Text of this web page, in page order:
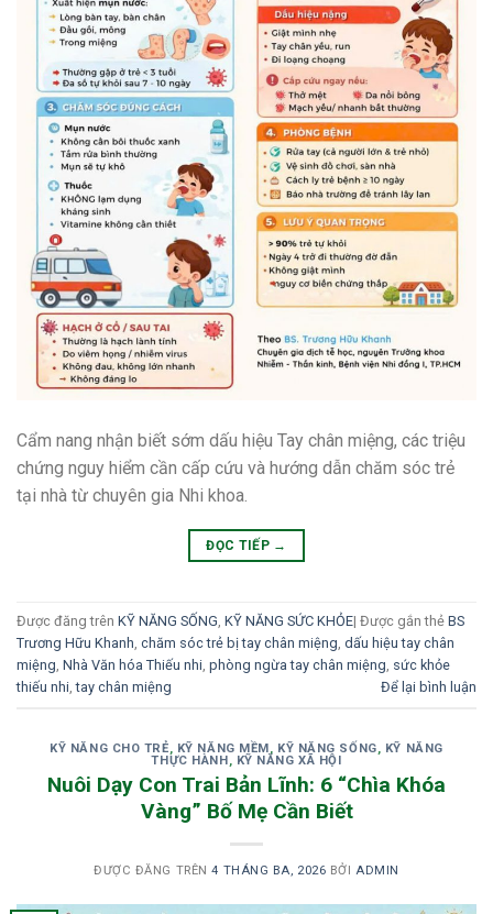
Cẩm nang nhận biết sớm dấu hiệu Tay chân miệng, các triệu
chứng nguy hiểm cần cấp cứu và hướng dẫn chăm sóc trẻ
tại nhà từ chuyên gia Nhi khoa.
ĐỌC TIẾP →
Được đăng trên KỸ NĂNG SỐNG KỸ NĂNG SỨC KHỎE| Được gắn thẻ BS
Trương Hữu Khanh chăm sóc trẻ bị tay chân miệng dấu hiệu tay chân
miệng Nhà Văn hóa Thiếu nhi phòng ngừa tay chân miệng sức khỏe
thiếu nhi ,tay chân miệng Để lại bình luận
KỸ NĂNG CHO TRẺ KỸ NĂNG MỀM KỸ NĂNG SỐNG
KỸ NĂNG
THỰC HÀNH
KỸ NĂNG XÃ HỘI
Nuôi Dạy Con Trai Bản Lĩnh: 6 “Chìa Khóa
Vàng” Bố Mẹ Cần Biết
ĐƯỢC ĐĂNG TRÊN4 THÁNG BA, 2026 BỞIADMIN